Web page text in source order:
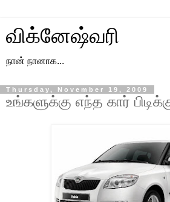
விக்னேஷ்வரி
நான் நானாக...
Thursday, November 19, 2009
உங்களுக்கு எந்த கார்